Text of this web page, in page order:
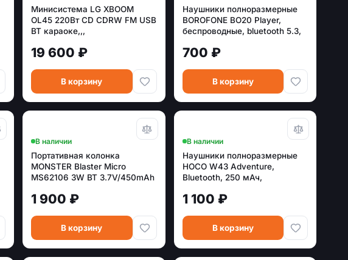
Минисистема LG XBOOM
OL45 220Вт CD CDRW FM USB
BT караоке,,,
19 600 ₽
В корзину
Наушники полноразмерные
BOROFONE BO20 Player,
беспроводные, bluetooth 5.3,
700 ₽
В корзину
В наличии
Портативная колонка
MONSTER Blaster Micro
MS62106 3W BT 3.7V/450mAh
1 900 ₽
В корзину
В наличии
Наушники полноразмерные
HOCO W43 Adventure,
Bluetooth, 250 мАч,
1 100 ₽
В корзину